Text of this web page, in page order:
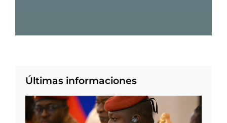
Últimas informaciones